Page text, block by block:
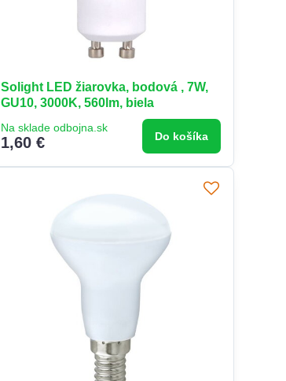
Solight LED žiarovka, bodová , 7W,
GU10, 3000K, 560lm, biela
Na sklade odbojna.sk
1,60 € Do košíka